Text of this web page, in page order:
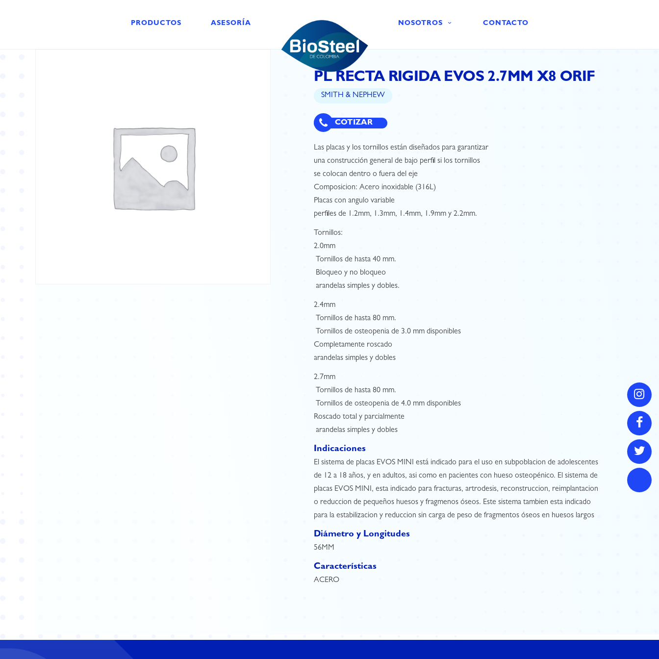
PRODUCTOS ASESORÍA NOSOTROS CONTACTO
PL RECTA RIGIDA EVOS 2.7MM X8 ORIF
SMITH & NEPHEW
COTIZAR
Las placas y los tornillos están diseñados para garantizar
una construcción general de bajo perfil si los tornillos
se colocan dentro o fuera del eje
Composicion: Acero inoxidable (316L)
Placas con angulo variable
perfiles de 1.2mm, 1.3mm, 1.4mm, 1.9mm y 2.2mm.
Tornillos:
2.0mm
 Tornillos de hasta 40 mm.
 Bloqueo y no bloqueo
 arandelas simples y dobles.
2.4mm
 Tornillos de hasta 80 mm.
 Tornillos de osteopenia de 3.0 mm disponibles
Completamente roscado
arandelas simples y dobles
2.7mm
 Tornillos de hasta 80 mm.
 Tornillos de osteopenia de 4.0 mm disponibles
Roscado total y parcialmente
 arandelas simples y dobles
Indicaciones
El sistema de placas EVOS MINI está indicado para el uso en subpoblacion de adolescentes
de 12 a 18 años, y en adultos, asi como en pacientes con hueso osteopénico. El sistema de
placas EVOS MINI, esta indicado para fracturas, artrodesis, reconstruccion, reimplantacion
o reduccion de pequeños huesos y fragmenos óseos. Este sistema tambien esta indicado
para la estabilizacion y reduccion sin carga de peso de fragmentos óseos en huesos largos
Diámetro y Longitudes
56MM
Características
ACERO